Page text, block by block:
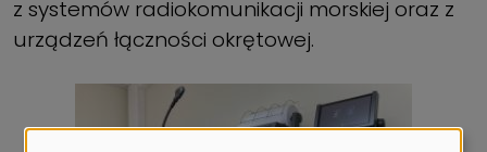
z systemów radiokomunikacji morskiej oraz z
urządzeń łączności okrętowej.